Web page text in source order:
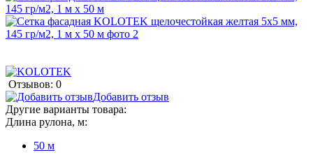
Отзывов: 0
Добавить отзыв
Другие варианты товара:
Длина рулона, м:
50 м